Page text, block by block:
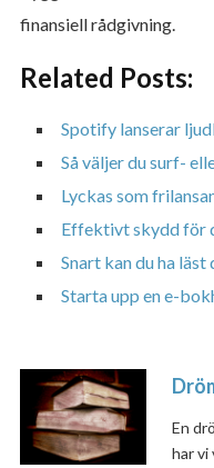
finansiell rådgivning.
Related Posts:
Spotify lanserar
Så väljer du surf-
Lyckas som
Effektivt skydd för
Snart kan du ha
Starta upp en e-
En
har vi